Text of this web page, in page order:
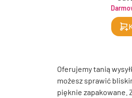
Oferujemy tanią
możesz sprawić
pięknie zapakowane.